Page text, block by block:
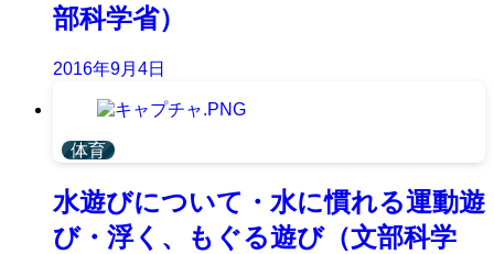
部科学省）
2016年9月4日
体育
水遊びについて・水に慣れる運動遊
び・浮く、もぐる遊び（文部科学